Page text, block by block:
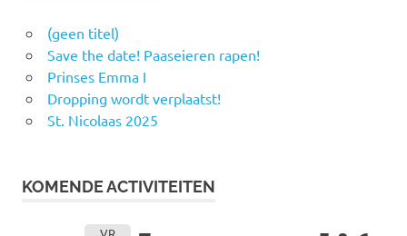
(geen titel)
Save the date! Paaseieren rapen!
Prinses Emma I
Dropping wordt verplaatst!
St. Nicolaas 2025
KOMENDE ACTIVITEITEN
VR